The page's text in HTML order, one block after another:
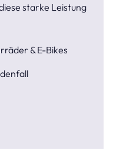
starke Leistung
& E-Bikes